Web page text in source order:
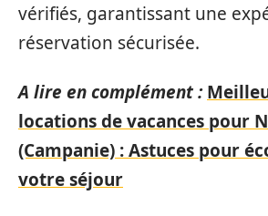
vérifiés, garantissant une
réservation sécurisée.
A lire en complément :
locations de vacances pour
(Campanie) : Astuces pour
votre séjour